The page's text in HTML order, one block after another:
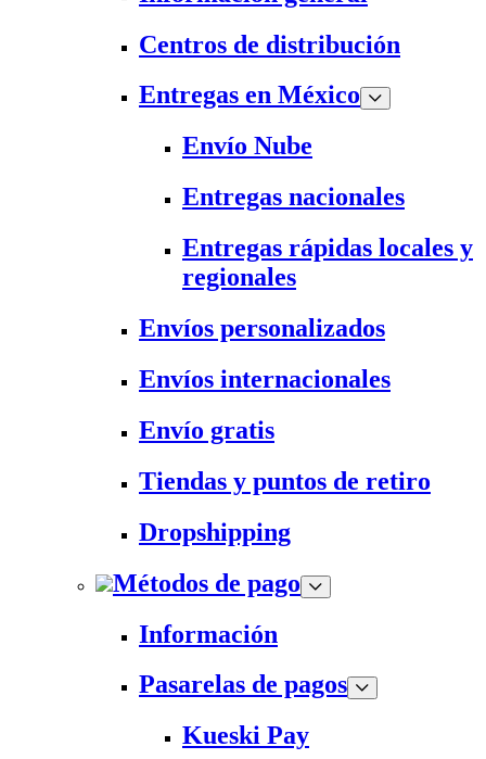
Centros de distribución
Entregas en México
Envío Nube
Entregas nacionales
Entregas rápidas locales y
regionales
Envíos personalizados
Envíos internacionales
Envío gratis
Tiendas y puntos de retiro
Dropshipping
Métodos de pago
Información
Pasarelas de pagos
Kueski Pay